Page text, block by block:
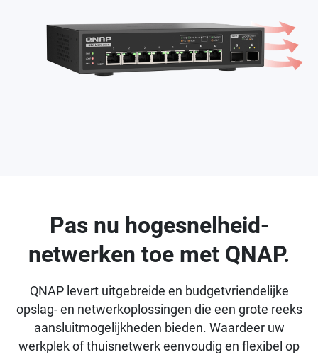
Pas nu hogesnelheid-
netwerken toe met QNAP.
QNAP levert uitgebreide en budgetvriendelijke
opslag- en netwerkoplossingen die een grote reeks
aansluitmogelijkheden bieden. Waardeer uw
werkplek of thuisnetwerk eenvoudig en flexibel op